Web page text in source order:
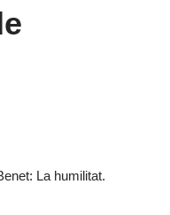
La humilitat.